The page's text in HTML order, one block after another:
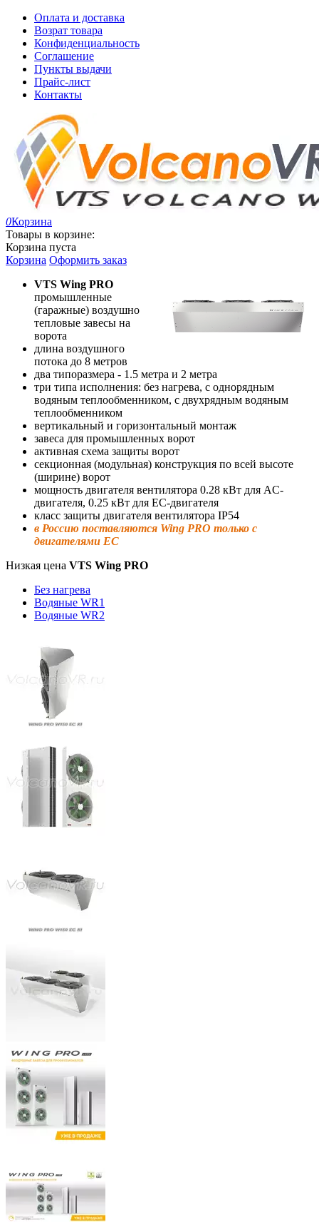
Оплата и доставка
Возрат товара
Конфиденциальность
Соглашение
Пункты выдачи
Прайс-лист
Контакты
0Корзина
Товары в корзине:
Корзина пуста
Корзина Оформить заказ
VTS Wing PRO
промышленные
(гаражные) воздушно
тепловые завесы на
ворота
длина воздушного
потока до 8 метров
два типоразмера - 1.5 метра и 2 метра
три типа исполнения: без нагрева, с однорядным
водяным теплообменником, с двухрядным водяным
теплообменником
вертикальный и горизонтальный монтаж
завеса для промышленных ворот
активная схема защиты ворот
секционная (модульная) конструкция по всей высоте
(ширине) ворот
мощность двигателя вентилятора 0.28 кВт для AC-
двигателя, 0.25 кВт для EC-двигателя
класс защиты двигателя вентилятора IP54
в Россию поставляются Wing PRO только с
двигателями EC
Низкая цена VTS Wing PRO
Без нагрева
Водяные WR1
Водяные WR2